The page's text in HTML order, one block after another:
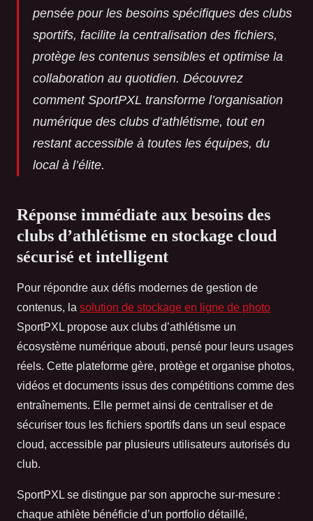
pensée pour les besoins spécifiques des clubs
sportifs, facilite la centralisation des fichiers,
protège les contenus sensibles et optimise la
collaboration au quotidien. Découvrez
comment SportPXL transforme l’organisation
numérique des clubs d’athlétisme, tout en
restant accessible à toutes les équipes, du
local à l’élite.
Réponse immédiate aux besoins des
clubs d’athlétisme en stockage cloud
sécurisé et intelligent
Pour répondre aux défis modernes de gestion de
contenus, la solution de stockage en ligne de photo
SportPXL propose aux clubs d’athlétisme un
écosystème numérique abouti, pensé pour leurs usages
réels. Cette plateforme gère, protège et organise photos,
vidéos et documents issus des compétitions comme des
entraînements. Elle permet ainsi de centraliser et de
sécuriser tous les fichiers sportifs dans un seul espace
cloud, accessible par plusieurs utilisateurs autorisés du
club.
SportPXL se distingue par son approche sur-mesure :
chaque athlète bénéficie d’un portfolio détaillé,